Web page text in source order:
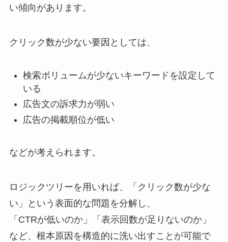
い傾向があります。
クリック数が少ない要因としては、
検索ボリュームが少ないキーワードを設定して
いる
広告文の訴求力が弱い
広告の掲載順位が低い
などが考えられます。
ロジックツリーを用いれば、「クリック数が少な
い」という表面的な問題を分解し、
「CTRが低いのか」「表示回数が足りないのか」
など、根本原因を構造的に洗い出すことが可能で